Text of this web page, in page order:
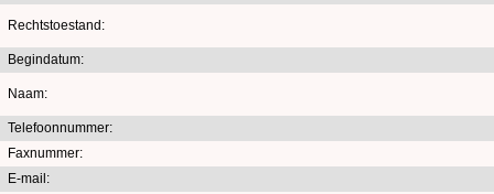
Rechtstoestand:
Begindatum:
Naam:
Telefoonnummer:
Faxnummer:
E-mail: